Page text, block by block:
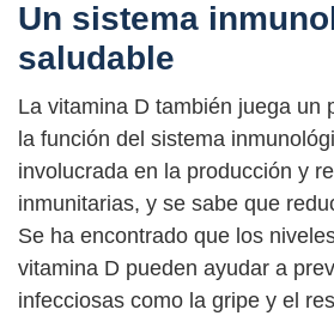
Un sistema
saludable
La vitamina D también juega un
la función del sistema
involucrada en la producción y
inmunitarias, y se sabe que
Se ha encontrado que los
vitamina D pueden ayudar a
infecciosas como la gripe y el